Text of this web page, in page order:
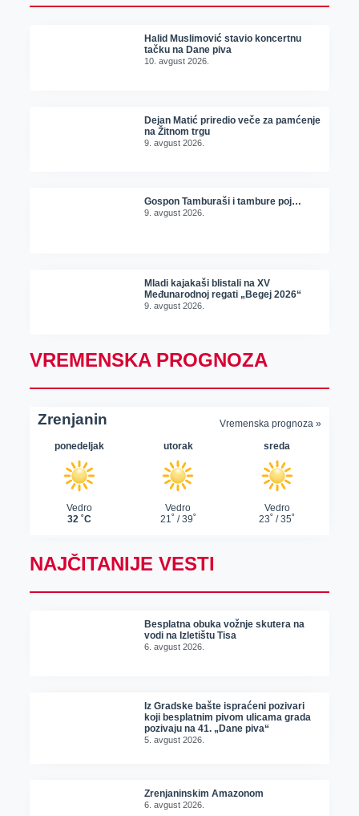
Halid Muslimović stavio koncertnu
tačku na Dane piva
10. avgust 2026.
Dejan Matić priredio veče za pamćenje
na Žitnom trgu
9. avgust 2026.
Gospon Tamburaši i tambure poj…
9. avgust 2026.
Mladi kajakaši blistali na XV
Međunarodnoj regati „Begej 2026“
9. avgust 2026.
VREMENSKA PROGNOZA
NAJČITANIJE VESTI
Besplatna obuka vožnje skutera na
vodi na Izletištu Tisa
6. avgust 2026.
Iz Gradske bašte ispraćeni pozivari
koji besplatnim pivom ulicama grada
pozivaju na 41. „Dane piva“
5. avgust 2026.
Zrenjaninskim Amazonom
6. avgust 2026.